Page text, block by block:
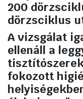
200
dörzsciklus
A vizsgálat
ellenáll a
fokozott